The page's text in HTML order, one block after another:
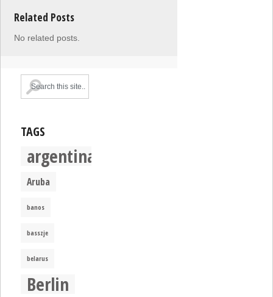
Related Posts
No related posts.
TAGS
argentina
Aruba
banos
basszje
belarus
Berlin